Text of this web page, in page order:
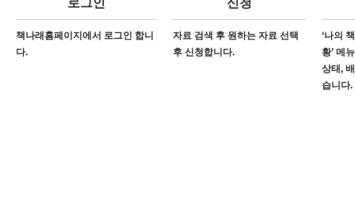
로그인
책나래홈페이지에서 로그인 합니
다.
신청
자료 검색 후 원하는 자료 선택
후 신청합니다.
‘나의
황’ 메
상태,
습니다.